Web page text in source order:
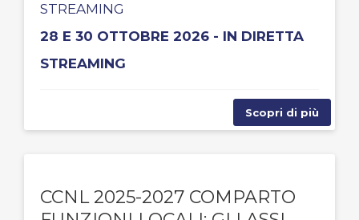
STREAMING
28 E 30 OTTOBRE 2026 - IN DIRETTA
STREAMING
Scopri di più
CCNL 2025-2027 COMPARTO